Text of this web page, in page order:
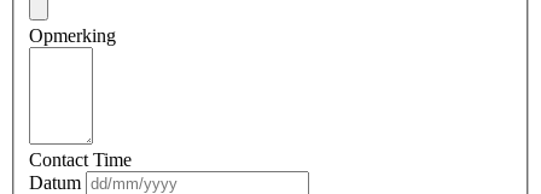
Opmerking
Contact Time
Datum